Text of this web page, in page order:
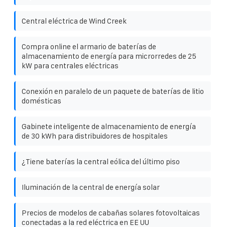
Central eléctrica de Wind Creek
Compra online el armario de baterías de
almacenamiento de energía para microrredes de 25
kW para centrales eléctricas
Conexión en paralelo de un paquete de baterías de litio
domésticas
Gabinete inteligente de almacenamiento de energía
de 30 kWh para distribuidores de hospitales
¿Tiene baterías la central eólica del último piso
Iluminación de la central de energía solar
Precios de modelos de cabañas solares fotovoltaicas
conectadas a la red eléctrica en EE UU